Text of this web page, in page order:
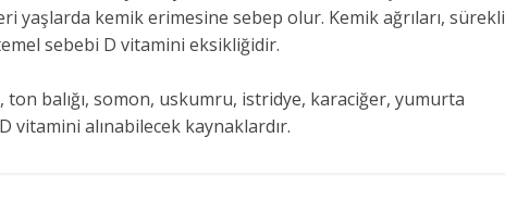
yaşlarda kemik erimesine sebep olur. Kemik ağrıları, sürekli
sebebi D vitamini eksikliğidir.
balığı, somon, uskumru, istridye, karaciğer, yumurta
vitamini alınabilecek kaynaklardır.